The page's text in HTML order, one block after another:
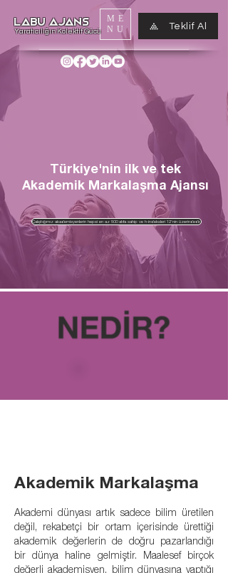
ME
NU
Teklif Al
LABU AJANS
Yaratıcılığın Kolektif Gücü
Türkiye'nin ilk ve tek
Akademik Markalaşma Ajansı
Çalıştığımız akademisyenlerin hepsi en az 500 atıfa sahip ve h-indeksleri 12’nin üzerindedir.
Akademik Markalaşma
Akademi dünyası artık sadece bilim üretilen
değil, rekabetçi bir ortam içerisinde ürettiği
akademik değerlerin de doğru pazarlandığı
bir dünya haline gelmiştir. Maalesef birçok
değerli akademisyen, bilim dünyasına yaptığı